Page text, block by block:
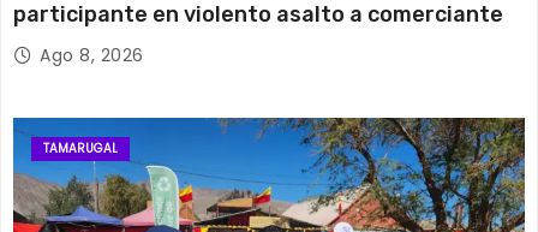
participante en violento asalto a comerciante
Ago 8, 2026
TAMARUGAL